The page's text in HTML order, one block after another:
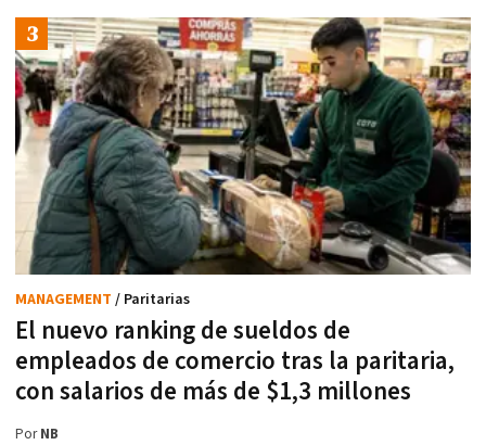
El nuevo ranking de sueldos de
empleados de comercio tras la paritaria,
con salarios de más de $1,3 millones
MANAGEMENT / Paritarias
PorNB